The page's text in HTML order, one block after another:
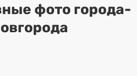
фото города-